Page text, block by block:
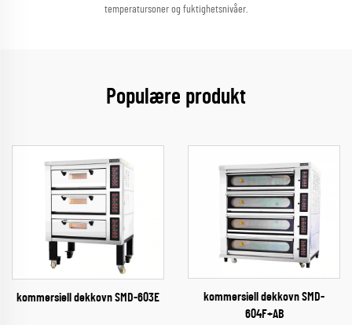
temperatursoner og fuktighetsnivåer.
Populære produkt
kommersiell dekkovn SMD-603E
kommersiell dekkovn SMD-
604F+AB